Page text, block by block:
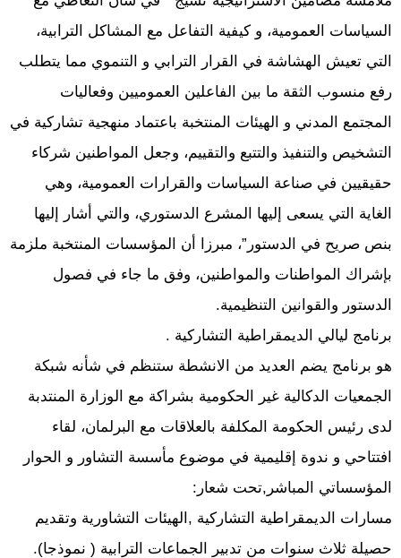
السياسات العمومية، و كيفية التفاعل مع المشاكل الترابية،
التي تعيش الهشاشة في القرار الترابي و التنموي مما يتطلب
رفع منسوب الثقة ما بين الفاعلين العموميين وفعاليات
المجتمع المدني و الهيئات المنتخبة باعتماد منهجية تشاركية في
التشخيص والتنفيذ والتتبع والتقييم، وجعل المواطنين شركاء
حقيقيين في صناعة السياسات والقرارات العمومية، وهي
الغاية التي يسعى إليها المشرع الدستوري، والتي أشار إليها
بنص صريح في الدستور”، مبرزا أن المؤسسات المنتخبة ملزمة
بإشراك المواطنات والمواطنين، وفق ما جاء في فصول
الدستور والقوانين التنظيمية.
برنامج ليالي الديمقراطية التشاركية .
هو برنامج يضم العديد من الانشطة ستنظم في شأنه شبكة
الجمعيات الدكالية غير الحكومية بشراكة مع الوزارة المنتدبة
لدى رئيس الحكومة المكلفة بالعلاقات مع البرلمان، لقاء
افتتاحي و ندوة إقليمية في موضوع مأسسة التشاور و الحوار
المؤسساتي المباشر,تحت شعار:
مسارات الديمقراطية التشاركية ,الهيئات التشاورية وتقديم
حصيلة ثلاث سنوات من تدبير الجماعات الترابية ( نموذجا).